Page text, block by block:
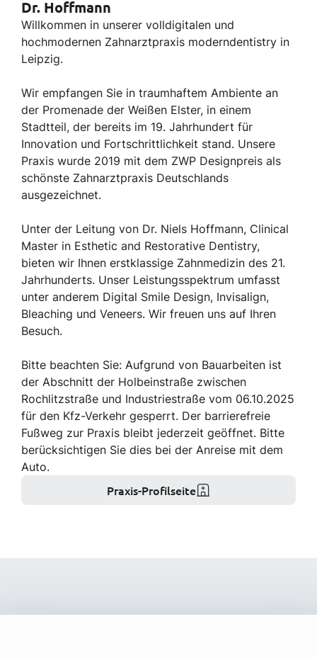
Dr. Hoffmann
Willkommen in unserer volldigitalen und
hochmodernen Zahnarztpraxis moderndentistry in
Leipzig.
Wir empfangen Sie in traumhaftem Ambiente an
der Promenade der Weißen Elster, in einem
Stadtteil, der bereits im 19. Jahrhundert für
Innovation und Fortschrittlichkeit stand. Unsere
Praxis wurde 2019 mit dem ZWP Designpreis als
schönste Zahnarztpraxis Deutschlands
ausgezeichnet.
Unter der Leitung von Dr. Niels Hoffmann, Clinical
Master in Esthetic and Restorative Dentistry,
bieten wir Ihnen erstklassige Zahnmedizin des 21.
Jahrhunderts. Unser Leistungsspektrum umfasst
unter anderem Digital Smile Design, Invisalign,
Bleaching und Veneers. Wir freuen uns auf Ihren
Besuch.
Bitte beachten Sie: Aufgrund von Bauarbeiten ist
der Abschnitt der Holbeinstraße zwischen
Rochlitzstraße und Industriestraße vom 06.10.2025
für den Kfz-Verkehr gesperrt. Der barrierefreie
Fußweg zur Praxis bleibt jederzeit geöffnet. Bitte
berücksichtigen Sie dies bei der Anreise mit dem
Auto.
Praxis-Profilseite